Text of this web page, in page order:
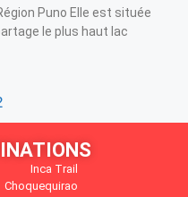
Puno Elle est située
le plus haut lac
Inca Trail
Choquequirao